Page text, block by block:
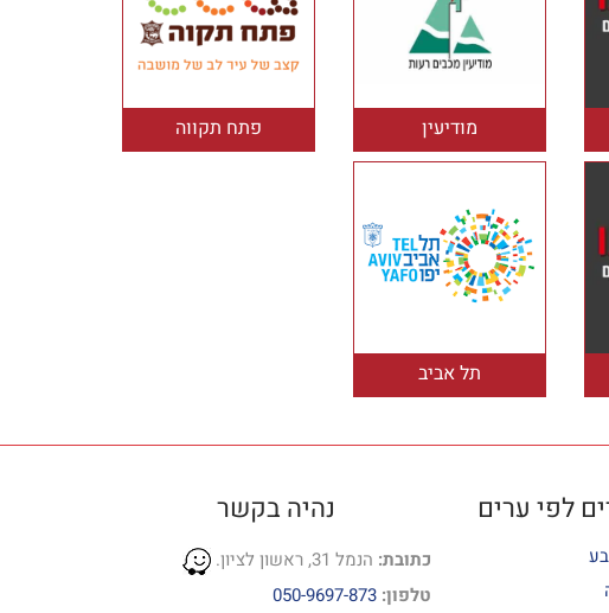
מודיעין פתח תקווה
תל אביב
לפי ערים נהיה בקשר
כתובת: הנמל 31, ראשון לציון.
טלפון: 050-9697-873